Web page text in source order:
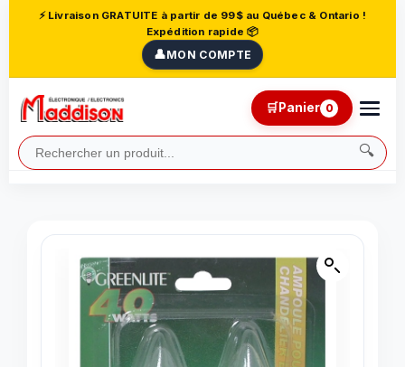
⚡ Livraison GRATUITE à partir de 99$ au Québec & Ontario !
Expédition rapide 📦
👤MON COMPTE
🔍
🛒Panier 0